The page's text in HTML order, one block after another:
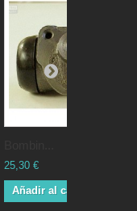
25,30 €
Añadir al carrito